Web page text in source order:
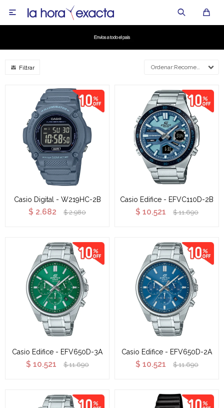

Recomendados
Casio Digital - W219HC-2B
$ 2.682 $ 2.980
Casio Edifice - EFVC110D-2B
$ 10.521 $ 11.690
Casio Edifice - EFV650D-3A
$ 10.521 $ 11.690
Casio Edifice - EFV650D-2A
$ 10.521 $ 11.690